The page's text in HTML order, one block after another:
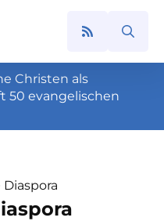
Search
Christen als
50 evangelischen